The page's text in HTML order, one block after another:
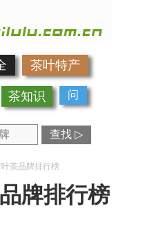
茶叶特产
茶知识 问
查找 ▷
茶品牌排行榜
牌排行榜